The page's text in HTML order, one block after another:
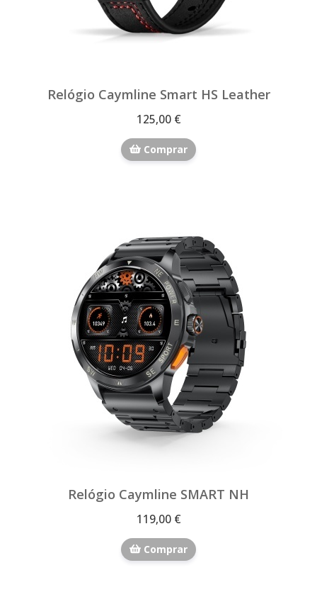
Relógio Caymline Smart HS Leather
125,00 €
Comprar
Relógio Caymline SMART NH
119,00 €
Comprar